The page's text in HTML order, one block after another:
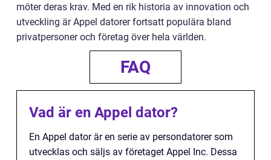
möter deras krav. Med en rik historia av innovation och
utveckling är Appel datorer fortsatt populära bland
privatpersoner och företag över hela världen.
FAQ
Vad är en Appel dator?
En Appel dator är en serie av persondatorer som
utvecklas och säljs av företaget Appel Inc. Dessa